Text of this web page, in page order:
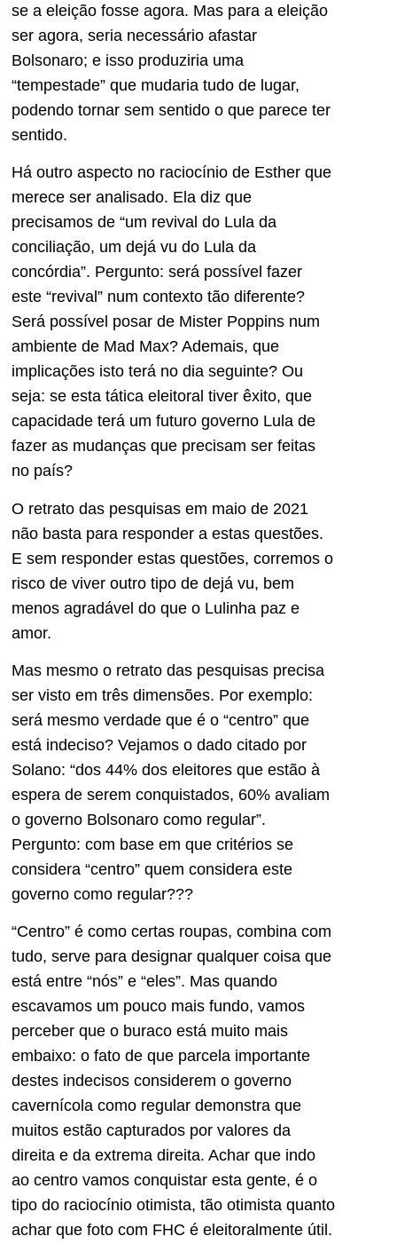
se a eleição fosse agora. Mas para a eleição
ser agora, seria necessário afastar
Bolsonaro; e isso produziria uma
“tempestade” que mudaria tudo de lugar,
podendo tornar sem sentido o que parece ter
sentido.
Há outro aspecto no raciocínio de Esther que
merece ser analisado. Ela diz que
precisamos de “um revival do Lula da
conciliação, um dejá vu do Lula da
concórdia”. Pergunto: será possível fazer
este “revival” num contexto tão diferente?
Será possível posar de Mister Poppins num
ambiente de Mad Max? Ademais, que
implicações isto terá no dia seguinte? Ou
seja: se esta tática eleitoral tiver êxito, que
capacidade terá um futuro governo Lula de
fazer as mudanças que precisam ser feitas
no país?
O retrato das pesquisas em maio de 2021
não basta para responder a estas questões.
E sem responder estas questões, corremos o
risco de viver outro tipo de dejá vu, bem
menos agradável do que o Lulinha paz e
amor.
Mas mesmo o retrato das pesquisas precisa
ser visto em três dimensões. Por exemplo:
será mesmo verdade que é o “centro” que
está indeciso? Vejamos o dado citado por
Solano: “dos 44% dos eleitores que estão à
espera de serem conquistados, 60% avaliam
o governo Bolsonaro como regular”.
Pergunto: com base em que critérios se
considera “centro” quem considera este
governo como regular???
“Centro” é como certas roupas, combina com
tudo, serve para designar qualquer coisa que
está entre “nós” e “eles”. Mas quando
escavamos um pouco mais fundo, vamos
perceber que o buraco está muito mais
embaixo: o fato de que parcela importante
destes indecisos considerem o governo
cavernícola como regular demonstra que
muitos estão capturados por valores da
direita e da extrema direita. Achar que indo
ao centro vamos conquistar esta gente, é o
tipo do raciocínio otimista, tão otimista quanto
achar que foto com FHC é eleitoralmente útil.